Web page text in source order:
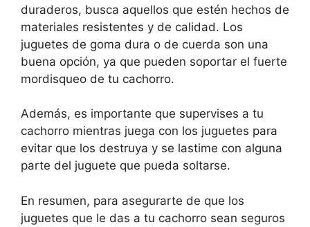
duraderos, busca aquellos que estén hechos de
materiales resistentes y de calidad. Los
juguetes de goma dura o de cuerda son una
buena opción, ya que pueden soportar el fuerte
mordisqueo de tu cachorro.
Además, es importante que supervises a tu
cachorro mientras juega con los juguetes para
evitar que los destruya y se lastime con alguna
parte del juguete que pueda soltarse.
En resumen, para asegurarte de que los
juguetes que le das a tu cachorro sean seguros